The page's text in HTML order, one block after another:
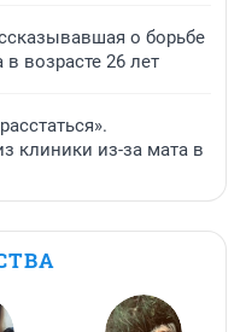
о борьбе
возрасте 26 лет
клиники из-за мата в